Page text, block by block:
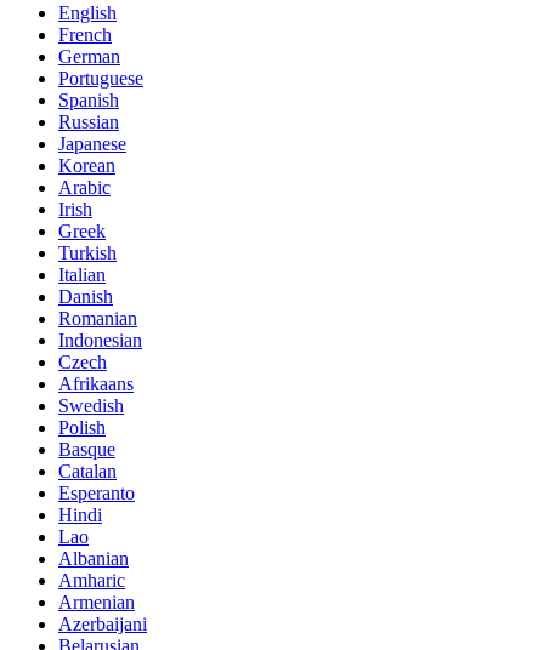
English
French
German
Portuguese
Spanish
Russian
Japanese
Korean
Arabic
Irish
Greek
Turkish
Italian
Danish
Romanian
Indonesian
Czech
Afrikaans
Swedish
Polish
Basque
Catalan
Esperanto
Hindi
Lao
Albanian
Amharic
Armenian
Azerbaijani
Belarusian